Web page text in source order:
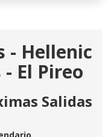
- Hellenic
El Pireo
Salidas